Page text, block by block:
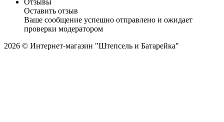
Отзывы
Оставить отзыв
Ваше сообщение успешно отправлено и ожидает
проверки модератором
2026 © Интернет-магазин "Штепсель и Батарейка"